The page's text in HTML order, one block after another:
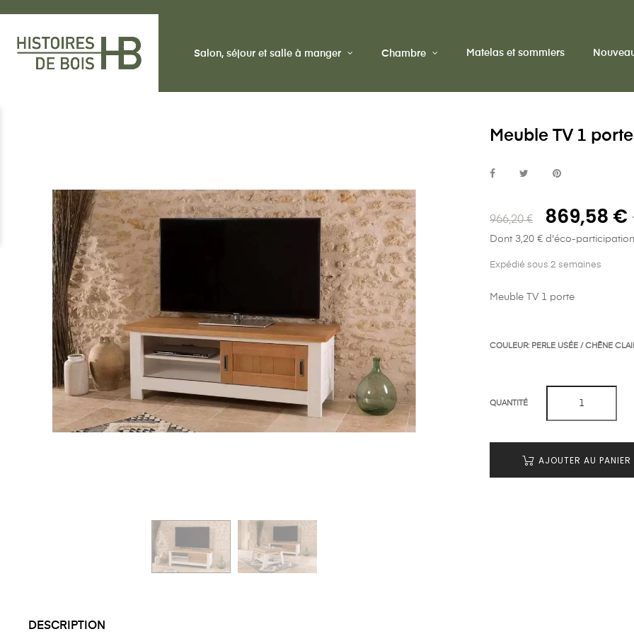
Salon, séjour et salle à manger Chambre Matelas et sommiers
DESCRIPTION
Meuble TV 1
966,20 € 869,58 €
Dont 3,20 € d'éco-
Expédié sous 2 semaines
Meuble TV 1 porte
COULEUR: PERLE USÉE / CHÊNE
QUANTITÉ
AJOUTER AU PANIER